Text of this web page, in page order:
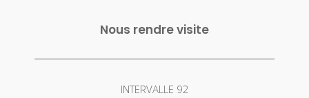
Nous rendre visite
INTERVALLE 92